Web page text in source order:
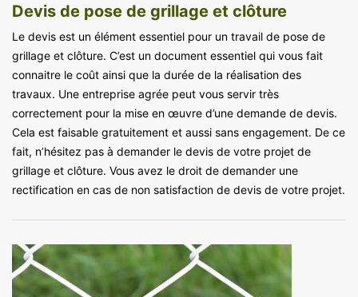
Devis de pose de grillage et clôture
Le devis est un élément essentiel pour un travail de pose de
grillage et clôture. C’est un document essentiel qui vous fait
connaitre le coût ainsi que la durée de la réalisation des
travaux. Une entreprise agrée peut vous servir très
correctement pour la mise en œuvre d’une demande de devis.
Cela est faisable gratuitement et aussi sans engagement. De ce
fait, n’hésitez pas à demander le devis de votre projet de
grillage et clôture. Vous avez le droit de demander une
rectification en cas de non satisfaction de devis de votre projet.